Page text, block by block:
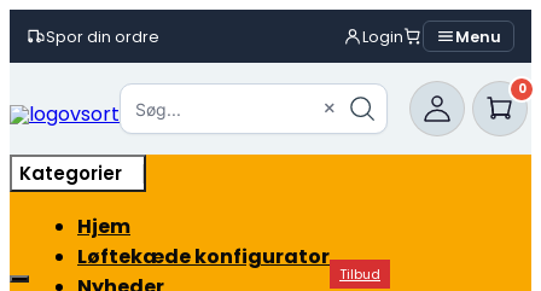
Spor din ordre Login Menu
to
Søg... ×
0
Kategorier
Hjem
Løftekæde konfigurator
Tilbud